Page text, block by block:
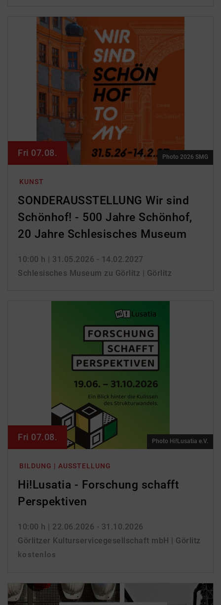
KUNST
SONDERAUSSTELLUNG Wir sind
Schönhof! - 500 Jahre Schönhof,
20 Jahre Schlesisches Museum
10:00 h | 31.05.2026 - 14.02.2027
Schlesisches Museum zu Görlitz | Görlitz
Fri 07.08. Photo 2026 SMG
BILDUNG | AUSSTELLUNG
Hi!Lusatia - Forschung schafft
Perspektiven
10:00 h | 22.06.2026 - 31.10.2026
Görlitzer Kulturservicegesellschaft mbH | Görlitz
kostenlos
Fri 07.08. Photo Hi!Lusatia e.V.